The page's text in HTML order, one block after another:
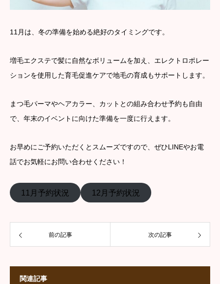
11月は、冬の準備を始める絶好のタイミングです。
増毛エクステで髪に自然なボリュームを加え、エレクトロポレー
ションを使用した育毛促進ケアで地毛の育成もサポートします。
まつ毛パーマやヘアカラー、カットとの組み合わせ予約も自由
で、年末のイベントに向けた準備を一度に行えます。
お早めにご予約いただくとスムーズですので、ぜひLINEやお電
話でお気軽にお問い合わせください！
11月予約状況 12月予約状況
前の記事 次の記事
関連記事